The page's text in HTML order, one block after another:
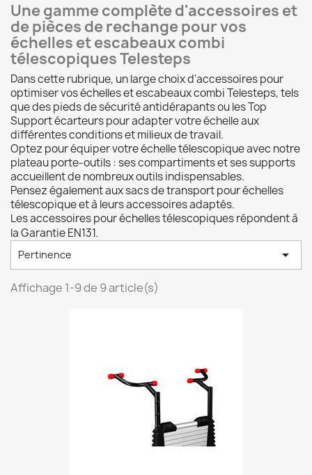
Une gamme complète d'accessoires et
de pièces de rechangepour vos
échelles et escabeaux combi
télescopiques Telesteps
Dans cette rubrique, un large choix d'accessoires pour
optimiser vos échelles et escabeaux combi Telesteps, tels
que des pieds de sécurité antidérapants ou les Top
Support écarteurs pour adapter votre échelle aux
différentes conditions et milieux de travail.
Optez pour équiper votre échelle télescopique avec notre
plateau porte-outils : ses compartiments et ses supports
accueillent de nombreux outils indispensables.
Pensez également aux sacs de transport pour échelles
télescopique et à leurs accessoires adaptés.
Les accessoires pour échelles télescopiques répondent à
la Garantie EN131.
Pertinence 
Affichage 1-9 de 9 article(s)